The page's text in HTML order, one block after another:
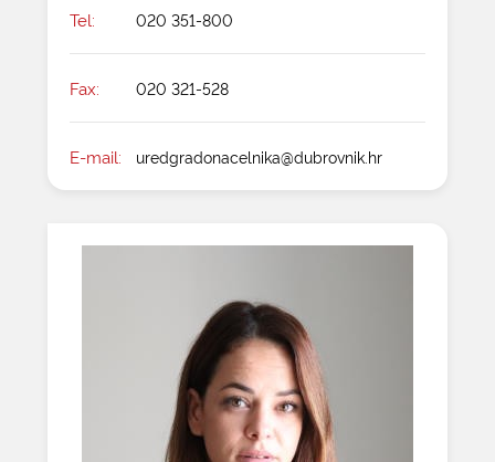
Tel: 020 351-800
Fax: 020 321-528
E-mail: uredgradonacelnika@dubrovnik.hr